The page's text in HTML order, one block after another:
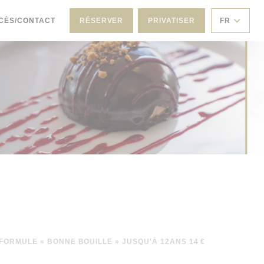
CONTACT RÉSERVER PRIVATISER FR
FORMULE « BONNE BOUILLE » JUSQU'À 12ANS 14 €